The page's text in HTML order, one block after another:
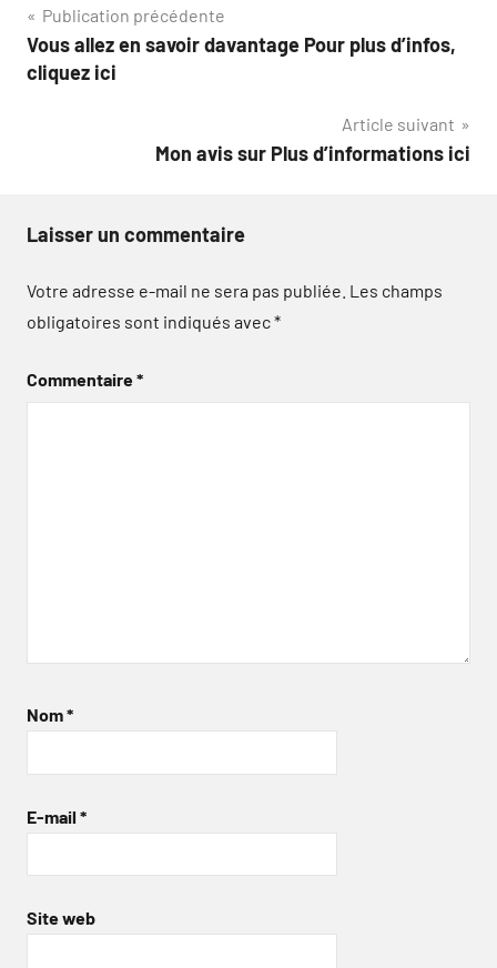
Navigation
de
Publication précédente
Vous allez en savoir davantage Pour plus d’infos,
cliquez ici
Article suivant
Mon avis sur Plus d’informations ici
Laisser un commentaire
Votre adresse e-mail ne sera pas publiée. Les champs
obligatoires sont indiqués avec*
Commentaire*
Nom*
E-mail *
Site web